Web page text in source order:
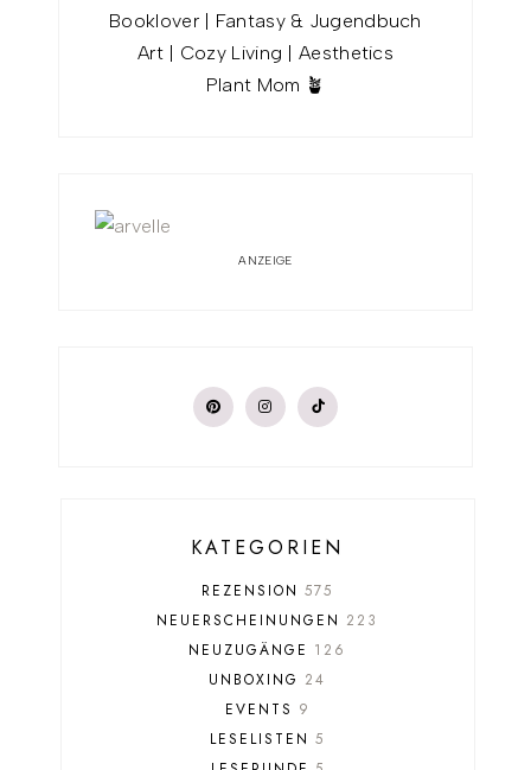
Booklover | Fantasy & Jugendbuch
Art | Cozy Living | Aesthetics
Plant Mom 🪴
ANZEIGE
KATEGORIEN
REZENSION 575
NEUERSCHEINUNGEN 223
NEUZUGÄNGE 126
UNBOXING 24
EVENTS 9
LESELISTEN 5